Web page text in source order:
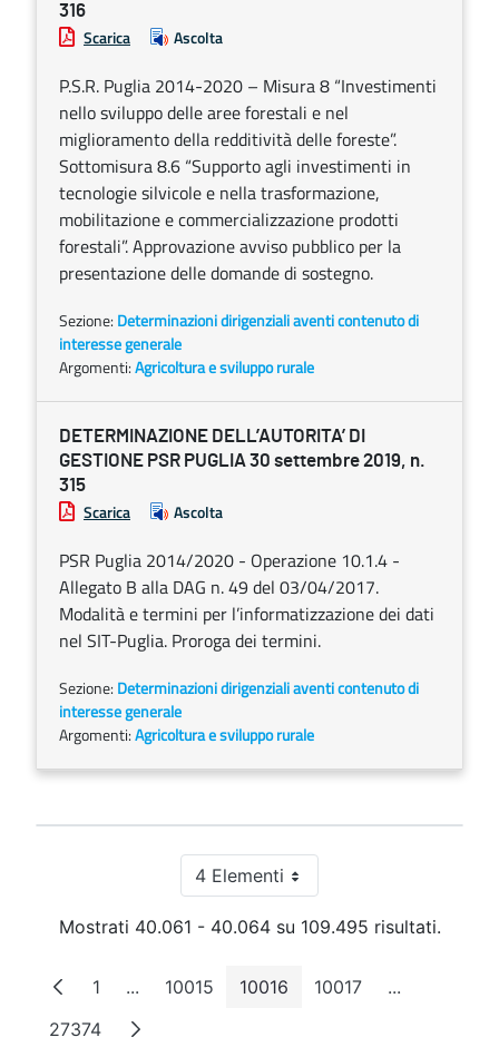
316
Scarica Ascolta
P.S.R. Puglia 2014-2020 – Misura 8 “Investimenti
nello sviluppo delle aree forestali e nel
miglioramento della redditività delle foreste”.
Sottomisura 8.6 “Supporto agli investimenti in
tecnologie silvicole e nella trasformazione,
mobilitazione e commercializzazione prodotti
forestali”. Approvazione avviso pubblico per la
presentazione delle domande di sostegno.
Sezione: Determinazioni dirigenziali aventi contenuto di
interesse generale
Argomenti:Agricoltura e sviluppo rurale
DETERMINAZIONE DELL’AUTORITA’ DI
GESTIONE PSR PUGLIA 30 settembre 2019, n.
315
Scarica Ascolta
PSR Puglia 2014/2020 - Operazione 10.1.4 -
Allegato B alla DAG n. 49 del 03/04/2017.
Modalità e termini per l’informatizzazione dei dati
nel SIT-Puglia. Proroga dei termini.
Sezione: Determinazioni dirigenziali aventi contenuto di
interesse generale
Argomenti:Agricoltura e sviluppo rurale
4 ElementiPer pagina
Mostrati 40.061 - 40.064 su 109.495 risultati.
Pagina
1 ...Pagine intermedie
Pagina
10015 Pagina
10016 Pagina
10017 ...Pagine
Pagina
27374